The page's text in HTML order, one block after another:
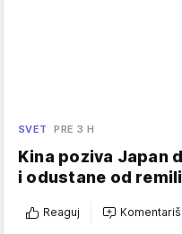
SVET PRE 3 H
Kina poziva Japan
i odustane od
Reaguj Komentariši